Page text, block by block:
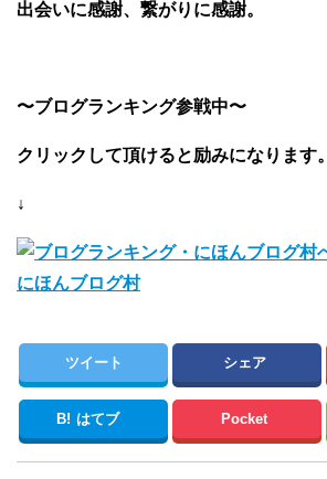
出会いに感謝、繋がりに感謝。
〜ブログランキング参戦中〜
クリックして頂けると励みになります。
↓
にほんブログ村
ツイート シェア
B! はてブ Pocket